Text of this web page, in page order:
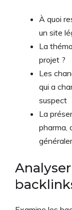
À quoi
un site
La
projet ?
Les
qui a
suspect
La
pharma,